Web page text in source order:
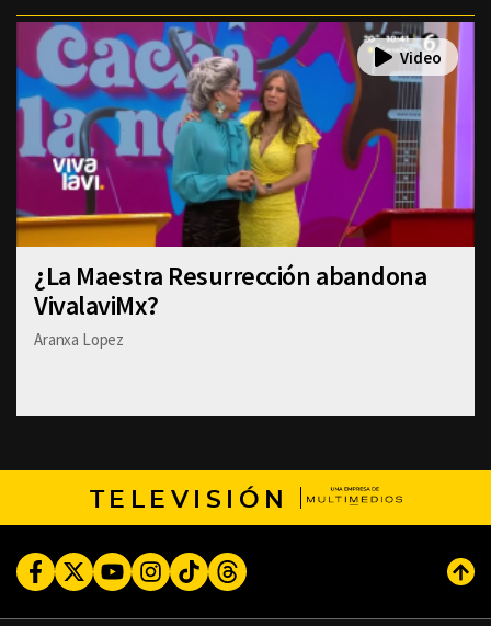
¿La Maestra Resurrección abandona
VivalaviMx?
Aranxa Lopez
TELEVISIÓN
FacebookTwitterYoutubeInstagram
TikTokThreads